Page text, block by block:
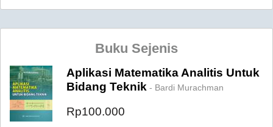
Buku Sejenis
Aplikasi Matematika Analitis Untuk
Bidang Teknik - Bardi Murachman
Rp100.000